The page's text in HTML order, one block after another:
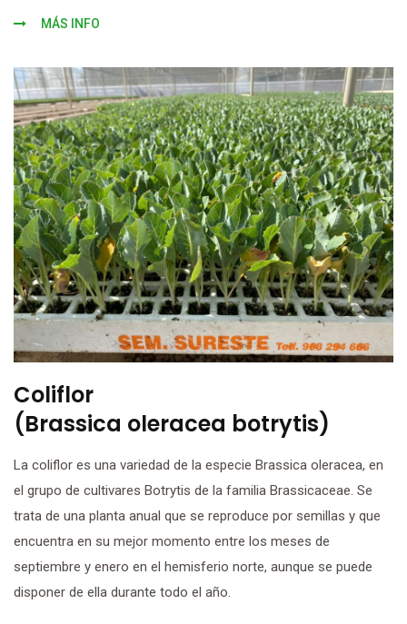
MÁS INFO
Coliflor
(Brassica oleracea botrytis)
La coliflor es una variedad de la especie Brassica oleracea, en
el grupo de cultivares Botrytis de la familia Brassicaceae. Se
trata de una planta anual que se reproduce por semillas y que
encuentra en su mejor momento entre los meses de
septiembre y enero en el hemisferio norte, aunque se puede
disponer de ella durante todo el año.